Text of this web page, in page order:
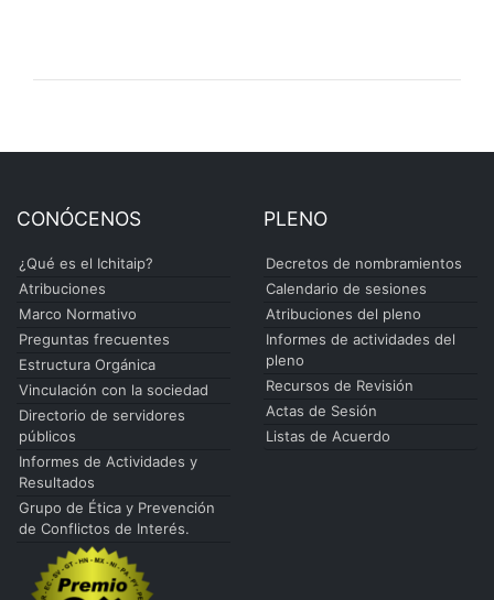
CONÓCENOS
¿Qué es el Ichitaip?
Atribuciones
Marco Normativo
Preguntas frecuentes
Estructura Orgánica
Vinculación con la sociedad
Directorio de servidores
públicos
Informes de Actividades y
Resultados
Grupo de Ética y Prevención
de Conflictos de Interés.
PLENO
Decretos de nombramientos
Calendario de sesiones
Atribuciones del pleno
Informes de actividades del
pleno
Recursos de Revisión
Actas de Sesión
Listas de Acuerdo